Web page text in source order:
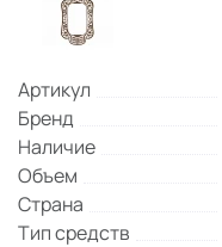
Артикул
Бренд
Наличие
Объем
Страна
Тип средств